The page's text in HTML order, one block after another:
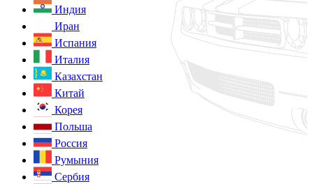
Индия
Иран
Испания
Италия
Казахстан
Китай
Корея
Польша
Россия
Румыния
Сербия